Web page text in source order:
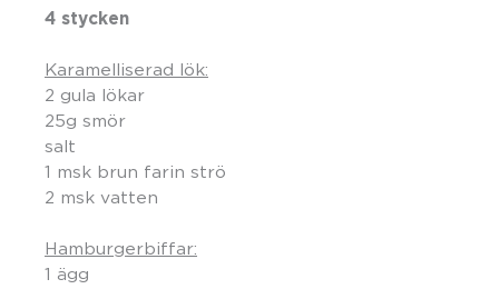
4 stycken
Karamelliserad lök:
2 gula lökar
25g smör
salt
1 msk brun farin strö
2 msk vatten
Hamburgerbiffar:
1 ägg